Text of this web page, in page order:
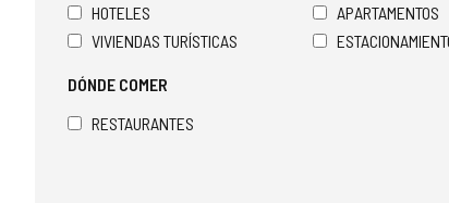
HOTELES
APARTAMENTOS
VIVIENDAS TURÍSTICAS
DÓNDE COMER
RESTAURANTES